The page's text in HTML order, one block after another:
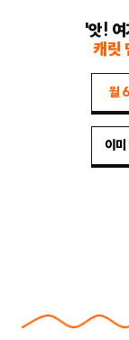
'앗! 여
캐릿
월
이미